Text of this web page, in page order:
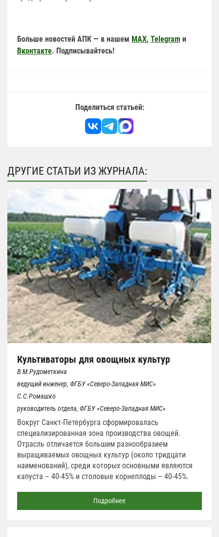
Больше новостей АПК — в нашем MAX, Telegram и
Вконтакте. Подписывайтесь!
Поделиться статьей:
ДРУГИЕ СТАТЬИ ИЗ ЖУРНАЛА:
Культиваторы для овощных культур
В.М.Рудометкина
ведущий инженер, ФГБУ «Северо-Западная МИС»
С.С.Ромашко
руководитель отдела, ФГБУ «Северо-Западная МИС»
Вокруг Санкт-Петербурга сформировалась
специализированная зона производства овощей.
Отрасль отличается большим разнообразием
выращиваемых овощных культур (около тридцати
наименований), среди которых основными являются
капуста – 40-45% и столовые корнеплоды – 40-45%.
Подробнее